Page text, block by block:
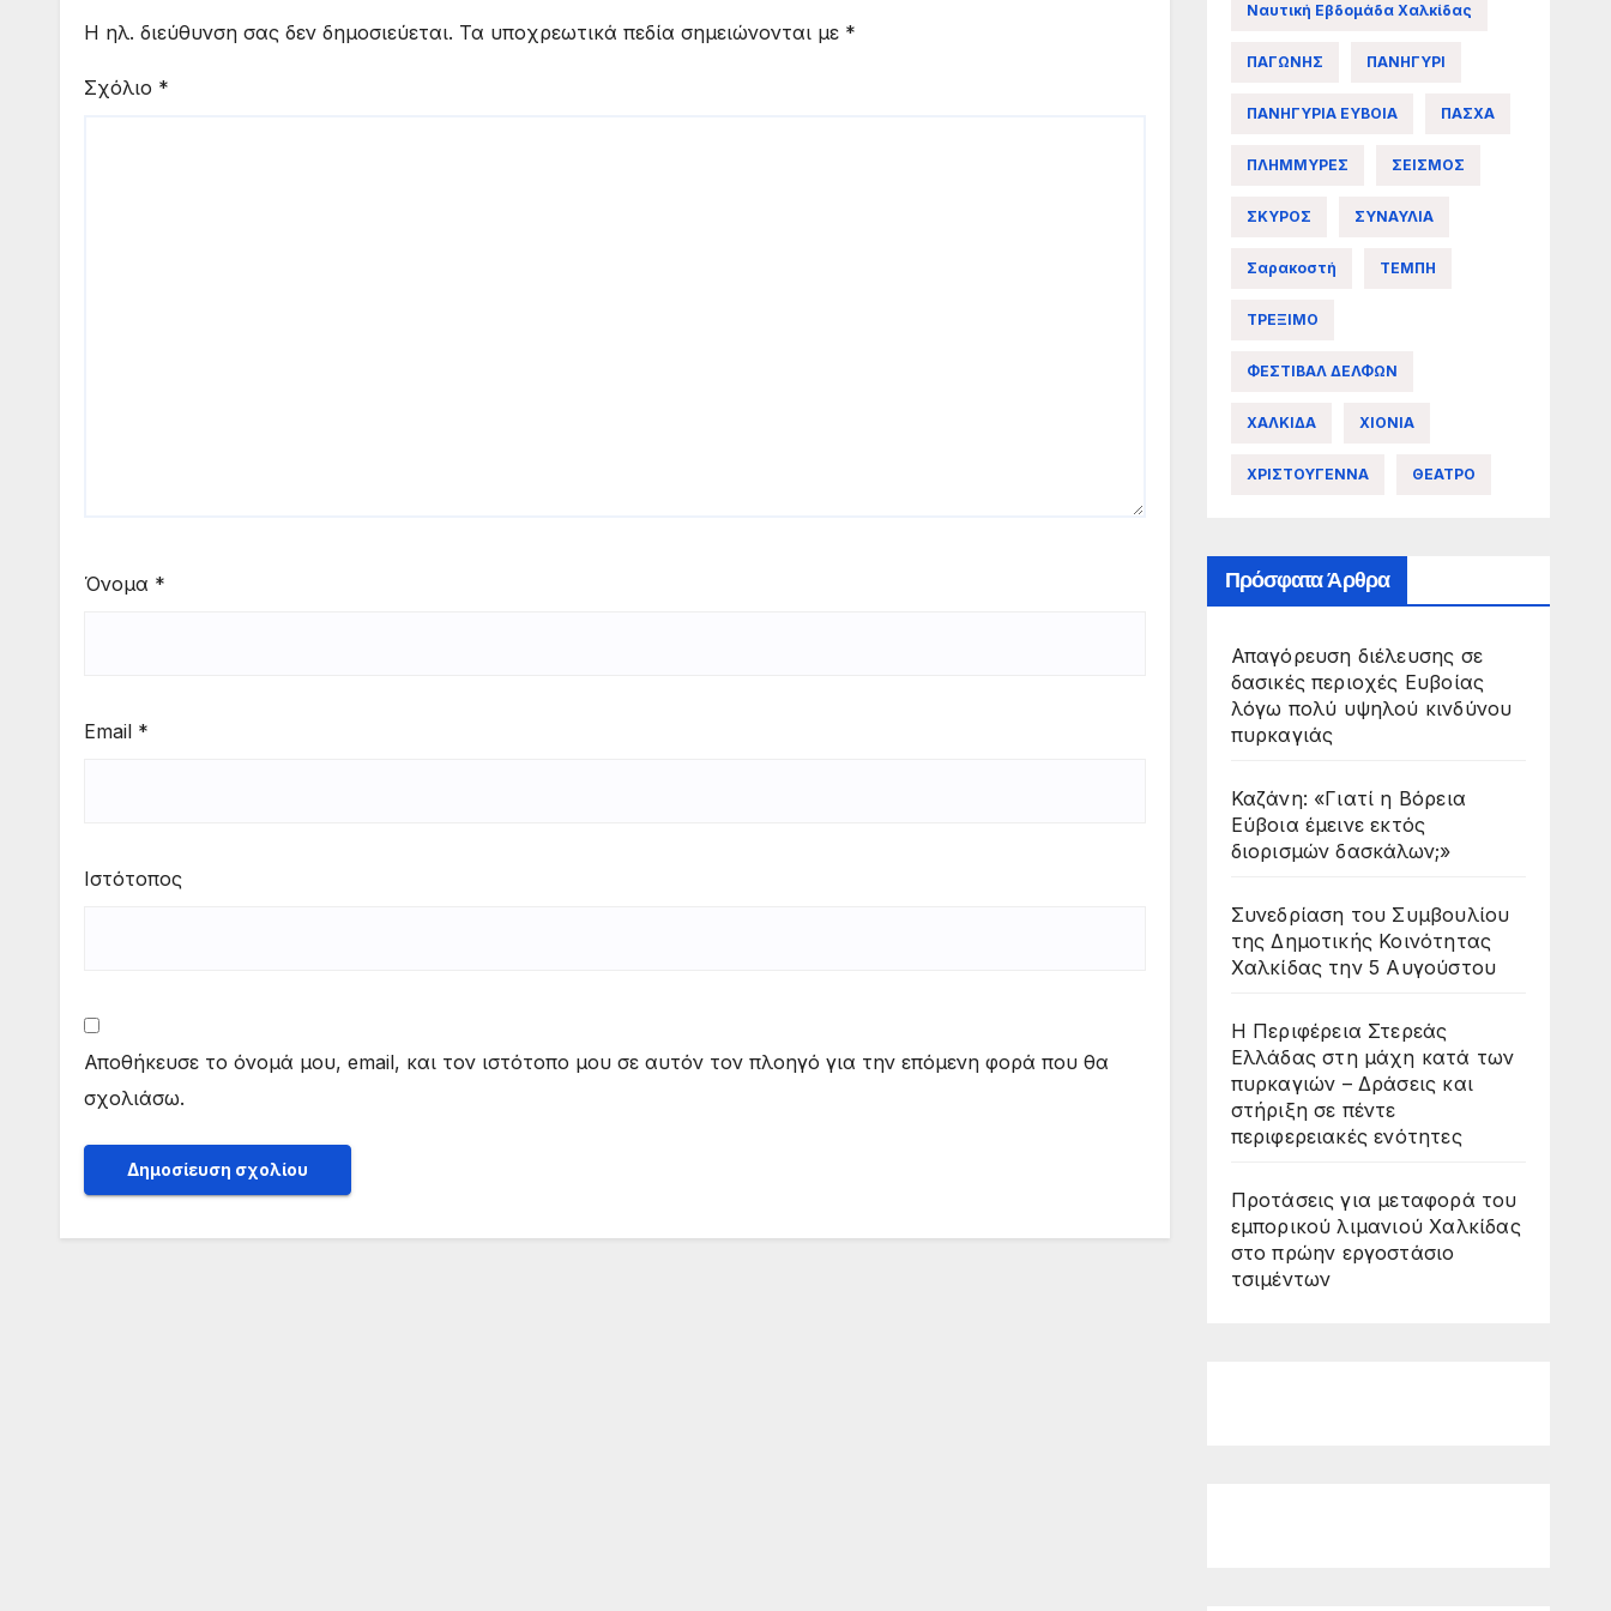
Η ηλ. διεύθυνση σας δεν δημοσιεύεται. Τα υποχρεωτικά πεδία σημειώνονται με *
Σχόλιο *
Όνομα *
Email *
Ιστότοπος
Αποθήκευσε το όνομά μου, email, και τον ιστότοπο μου σε αυτόν τον πλοηγό για την επόμενη φορά που θα
σχολιάσω.
Ναυτική Εβδομάδα Χαλκίδας
ΠΑΓΩΝΗΣ ΠΑΝΗΓΥΡΙ
ΠΑΝΗΓΥΡΙΑ ΕΥΒΟΙΑ ΠΑΣΧΑ
ΠΛΗΜΜΥΡΕΣ ΣΕΙΣΜΟΣ
ΣΚΥΡΟΣ ΣΥΝΑΥΛΙΑ
Σαρακοστή ΤΕΜΠΗ
ΤΡΕΞΙΜΟ
ΦΕΣΤΙΒΑΛ ΔΕΛΦΩΝ
ΧΑΛΚΙΔΑ ΧΙΟΝΙΑ
ΧΡΙΣΤΟΥΓΕΝΝΑ ΘΕΑΤΡΟ
Πρόσφατα Άρθρα
Απαγόρευση διέλευσης σε
δασικές περιοχές Ευβοίας
λόγω πολύ υψηλού κινδύνου
πυρκαγιάς
Καζάνη: «Γιατί η Βόρεια
Εύβοια έμεινε εκτός
διορισμών δασκάλων;»
Συνεδρίαση του Συμβουλίου
της Δημοτικής Κοινότητας
Χαλκίδας την 5 Αυγούστου
Η Περιφέρεια Στερεάς
Ελλάδας στη μάχη κατά των
πυρκαγιών – Δράσεις και
στήριξη σε πέντε
περιφερειακές ενότητες
Προτάσεις για μεταφορά του
εμπορικού λιμανιού Χαλκίδας
στο πρώην εργοστάσιο
τσιμέντων